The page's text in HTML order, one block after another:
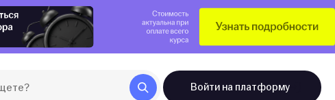
Войти на платформу